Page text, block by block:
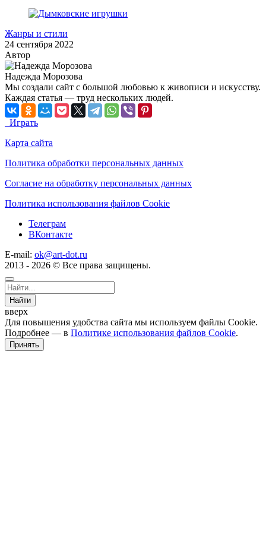
Жанры и стили
24 сентября 2022
Автор
Надежда Морозова
Мы создали сайт с большой любовью к живописи и искусству.
Каждая статья — труд нескольких людей.
Играть
Карта сайта
Политика обработки персональных данных
Согласие на обработку персональных данных
Политика использования файлов Cookie
Телеграм
ВКонтакте
E-mail: ok@art-dot.ru
2013 - 2026 © Все права защищены.
Найти
вверх
Для повышения удобства сайта мы используем файлы Cookie.
Подробнее — в Политике использования файлов Cookie.
Принять